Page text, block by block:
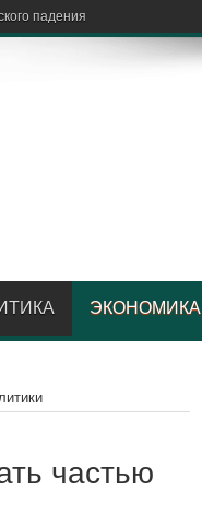
ЭКОНОМИКА
частью